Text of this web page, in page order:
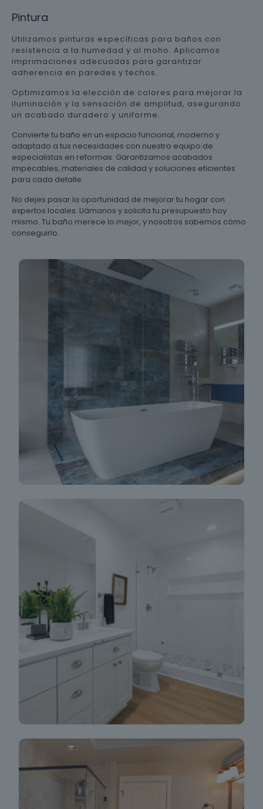
Pintura
Utilizamos pinturas específicas para baños con
resistencia a la humedad y al moho. Aplicamos
imprimaciones adecuadas para garantizar
adherencia en paredes y techos.
Optimizamos la elección de colores para mejorar la
iluminación y la sensación de amplitud, asegurando
un acabado duradero y uniforme.
Convierte tu baño en un espacio funcional, moderno y
adaptado a tus necesidades con nuestro equipo de
especialistas en reformas. Garantizamos acabados
impecables, materiales de calidad y soluciones eficientes
para cada detalle.
No dejes pasar la oportunidad de mejorar tu hogar con
expertos locales. Llámanos y solicita tu presupuesto hoy
mismo. Tu baño merece lo mejor, y nosotros sabemos cómo
conseguirlo.